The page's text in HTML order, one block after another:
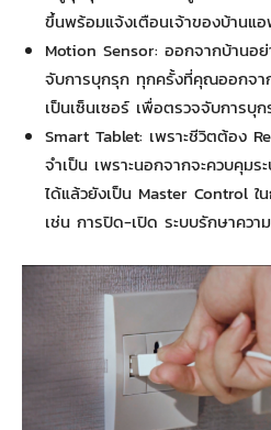
ขึ้นพร้อมแจ้งเตือนเจ้าของบ้านแ
Motion Sensor: ออกจากบ้านอย่
จับการบุกรุก ทุกครั้งที่คุณออกจา
เป็นเซ็นเซอร์ เพื่อตรวจจับการบุ
Smart Tablet: เพราะชีวิตต้อง
จำเป็น เพราะนอกจากจะควบคุม
ได้แล้วยังเป็น Master Control ใ
เช่น การปิด-เปิด ระบบรักษาคว